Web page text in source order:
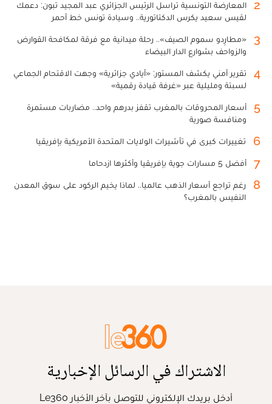
2
المعارضة التونسية تراسل الرئيس الجزائري عبد المجيد تبون: دعمك
لقيس سعيد يكرس الدكتاتورية.. وسيادة تونس خط أحمر
3
«مطارِدو سموم الصيف».. رحلة ميدانية مع فرقة لمكافحة القوارض
والزواحف بشوارع الدار البيضاء
4
تقرير أمني يكشف المستور: «أيادي جزائرية» وجهت الاقتحام الجماعي
لسبتة ومليلية عبر «غرفة قيادة رقمية»
5
أسعار المحروقات بالمغرب تقفز بدرهم واحد.. مضاربات مستمرة
ومنافسة صورية
6 تغييرات كبرى في تأشيرات الولايات المتحدة الأمريكية بإفريقيا
7 أفضل 5 مسارات جوية بإفريقيا وأكثرها ازدحاما
8
رغم تراجع أسعار الذهب عالميا.. لماذا يخيم الركود على سوق المعدن
النفيس بالمغرب؟
الاشتراك في الرسائل الإخبارية
أدخل بريدك الإلكتروني للتوصل بآخر الأخبار Le360